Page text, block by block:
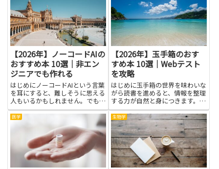
い、議論が長引く原因を減らすコ
ツを知るだけで、集まりの力を引
き出す力が高まります。本を手に
取る...
本記事は、統計の基礎からデータ
加工、機械学習の実践的な使い
方、データ可視化や成果の伝え方
まで...
【2026年】ノーコードAIの
おすすめ本 10選｜非エン
ジニアでも作れる
はじめにノーコードAIという言葉
を耳にすると、難しそうに思える
人もいるかもしれません。でも実
際には、プログラミングの知識が
なくてもAIの力を日常の作業に取
り入れる道が広がっています。こ
の記事では、初心者にもやさしく
読み進められるノーコードA...
【2026年】玉手箱のおす
すめ本 10選｜Webテスト
を攻略
はじめに玉手箱の世界を味わいな
がら読書を進めると、情報を整理
する力が自然と身につきます。こ
の記事は、玉手箱に関連する本を
通じて、登場人物の行動の理由を
読み解く力と、要点をまとめる力
を育てるヒントを紹介します。難
しい言葉を無理に覚えず、身近
な...
医学 生物学